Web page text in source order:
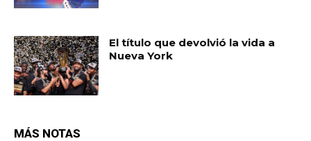
El título que devolvió la vida a
Nueva York
MÁS NOTAS